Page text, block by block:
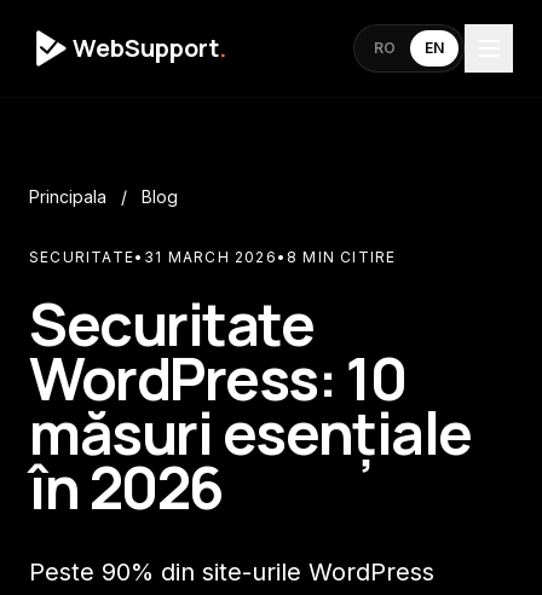
WebSupport. RO EN
Principala / Blog
SECURITATE• 31 MARCH 2026 • 8 MIN CITIRE
Securitate
WordPress: 10
măsuri esențiale
în 2026
Peste 90% din site-urile WordPress